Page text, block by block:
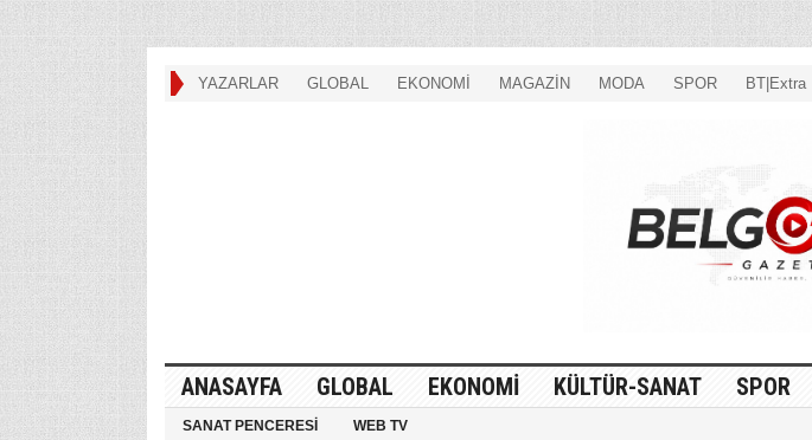
YAZARLAR GLOBAL EKONOMİ MAGAZİN MODA SPOR BT|Extra
ANASAYFA GLOBAL EKONOMİ KÜLTÜR-SANAT SPOR
SANAT PENCERESİ WEB TV